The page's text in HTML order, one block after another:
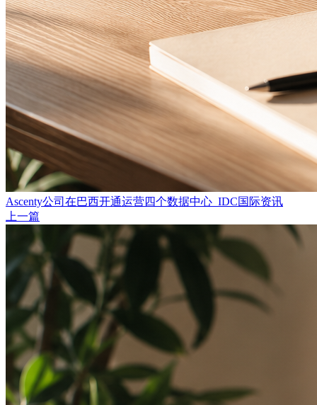
Ascenty公司在巴西开通运营四个数据中心_IDC国际资讯
上一篇